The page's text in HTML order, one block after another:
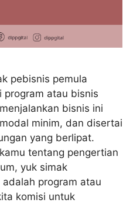
pebisnis pemula
program atau bisnis
bisnis ini
minim, dan disertai
yang berlipat.
tentang pengertian
yuk simak
program atau
komisi untuk